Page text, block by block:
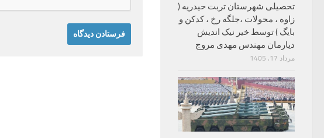
تحصیلی شهرستان تربت حیدریه (
زاوه ، محولات ،جلگه رخ ، کدکن و
بایگ ) توسط خیر نیک اندیش
دیارمان مهندس مهدی مروج
مرداد 17, 1405